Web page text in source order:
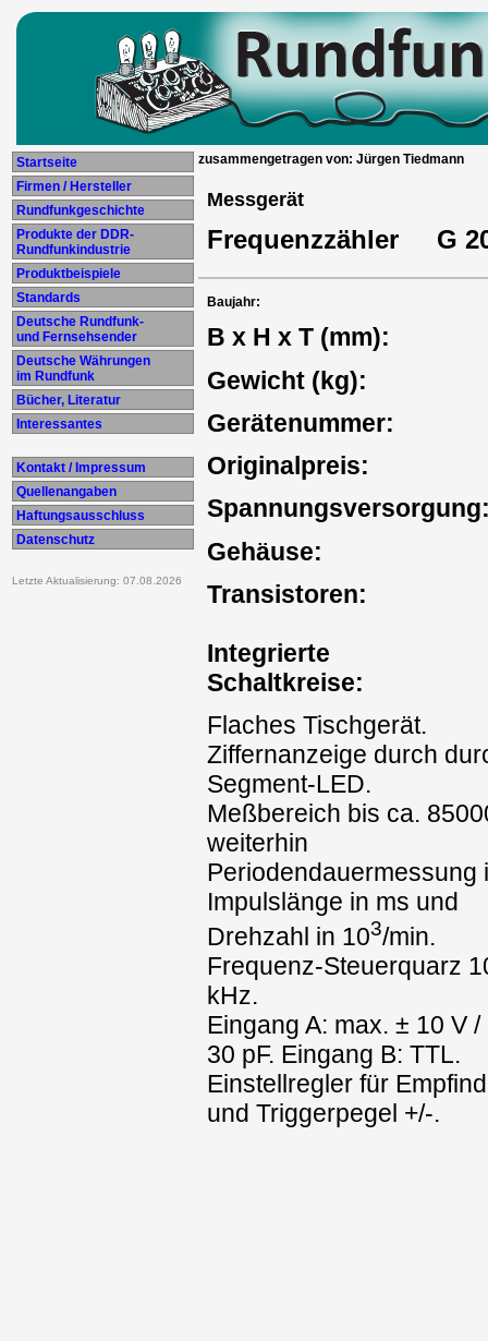
Startseite
Firmen / Hersteller
Rundfunkgeschichte
Produkte der DDR-
Rundfunkindustrie
Produktbeispiele
Standards
Deutsche Rundfunk-
und Fernsehsender
Deutsche Währungen
im Rundfunk
Bücher, Literatur
Interessantes
Kontakt / Impressum
Quellenangaben
Haftungsausschluss
Datenschutz
Letzte Aktualisierung: 07.08.2026
zusammengetragen von: Jürgen Tiedmann
Messgerät
Frequenzzähler G
Baujahr:
B x H x T (mm):
Gewicht (kg):
Gerätenummer:
Originalpreis:
Gehäuse:
Transistoren:
Integrierte
Schaltkreise:
Flaches Tischgerät.
Ziffernanzeige durch
Segment-LED.
Meßbereich bis ca.
weiterhin
Periodendauermessung
Impulslänge in ms und
Drehzahl in 103/min.
Frequenz-Steuerquarz
kHz.
Eingang A: max. ± 10 V
30 pF. Eingang B: TTL.
Einstellregler für
und Triggerpegel +/-.